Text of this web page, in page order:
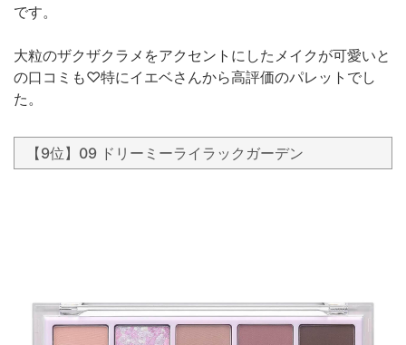
です。
大粒のザクザクラメをアクセントにしたメイクが可愛いと
の口コミも♡特にイエベさんから高評価のパレットでし
た。
【9位】09 ドリーミーライラックガーデン